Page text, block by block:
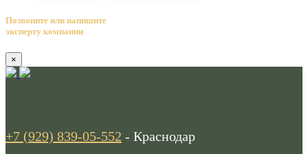
Позвоните или напишите
эксперту компании
×
+7 (929) 839-05-552 - Краснодар